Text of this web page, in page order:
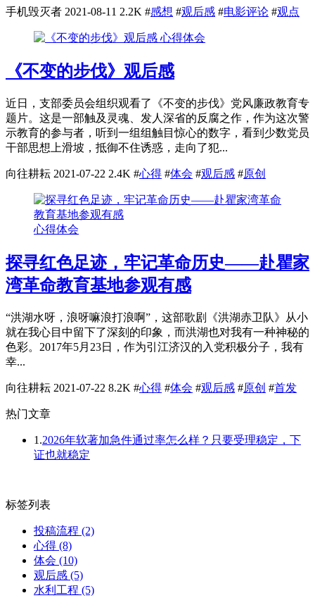
手机毁灭者 2021-08-11 2.2K #感想 #观后感 #电影评论 #观点
心得体会
《不变的步伐》观后感
近日，支部委员会组织观看了《不变的步伐》党风廉政教育专
题片。这是一部触及灵魂、发人深省的反腐之作，作为这次警
示教育的参与者，听到一组组触目惊心的数字，看到少数党员
干部思想上滑坡，抵御不住诱惑，走向了犯...
向往耕耘 2021-07-22 2.4K #心得 #体会 #观后感 #原创
心得体会
探寻红色足迹，牢记革命历史——赴瞿家
湾革命教育基地参观有感
“洪湖水呀，浪呀嘛浪打浪啊”，这部歌剧《洪湖赤卫队》从小
就在我心目中留下了深刻的印象，而洪湖也对我有一种神秘的
色彩。2017年5月23日，作为引江济汉的入党积极分子，我有
幸...
向往耕耘 2021-07-22 8.2K #心得 #体会 #观后感 #原创 #首发
热门文章
1.2026年软著加急件通过率怎么样？只要受理稳定，下
证也就稳定
标签列表
投稿流程 (2)
心得 (8)
体会 (10)
观后感 (5)
水利工程 (5)